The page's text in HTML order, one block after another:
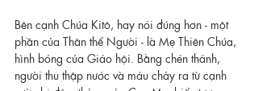
Bên cạnh Chúa Kitô, hay nói đúng hơn - một
phần của Thân thể Người - là Mẹ Thiên Chúa,
hình bóng của Giáo hội. Bằng chén thánh,
người thu thập nước và máu chảy ra từ cạnh